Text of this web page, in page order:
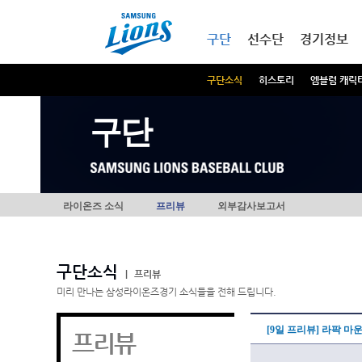
구단
구단소식 히스토리 엠블럼 캐릭
선수단 경기정보
구단
라이온즈 소식 프리뷰 외부감사보고서
구단소식
프리뷰
미리 만나는 삼성라이온즈경기 소식들을 전해 드립니다.
프리뷰 [9일 프리뷰] 라팍 마